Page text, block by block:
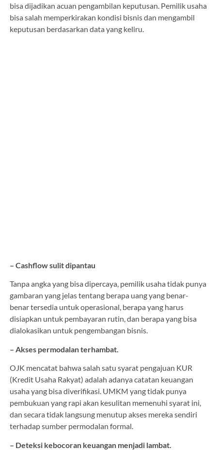
bisa dijadikan acuan pengambilan keputusan. Pemilik usaha
bisa salah memperkirakan kondisi bisnis dan mengambil
keputusan berdasarkan data yang keliru.
– Cashflow sulit dipantau
Tanpa angka yang bisa dipercaya, pemilik usaha tidak punya
gambaran yang jelas tentang berapa uang yang benar-
benar tersedia untuk operasional, berapa yang harus
disiapkan untuk pembayaran rutin, dan berapa yang bisa
dialokasikan untuk pengembangan bisnis.
– Akses permodalan terhambat.
OJK mencatat bahwa salah satu syarat pengajuan KUR
(Kredit Usaha Rakyat) adalah adanya catatan keuangan
usaha yang bisa diverifikasi. UMKM yang tidak punya
pembukuan yang rapi akan kesulitan memenuhi syarat ini,
dan secara tidak langsung menutup akses mereka sendiri
terhadap sumber permodalan formal.
– Deteksi kebocoran keuangan menjadi lambat.